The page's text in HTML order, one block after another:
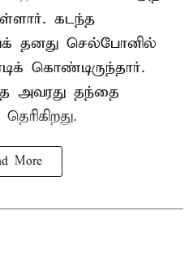
கடந்த
தனது செல்போனில்
கொண்டிருந்தார்.
அவரது தந்தை
More